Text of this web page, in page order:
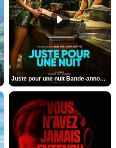
Juste pour une nuit Bande-annonce VO STFR